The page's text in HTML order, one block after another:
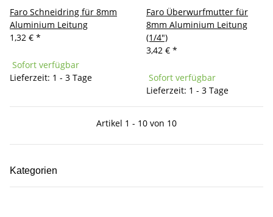
Faro Schneidring für 8mm
Aluminium Leitung
1,32 € *
Sofort verfügbar
Lieferzeit: 1 - 3 Tage
Faro Überwurfmutter für
8mm Aluminium Leitung
(1/4")
3,42 € *
Sofort verfügbar
Lieferzeit: 1 - 3 Tage
Artikel 1 - 10 von 10
Kategorien